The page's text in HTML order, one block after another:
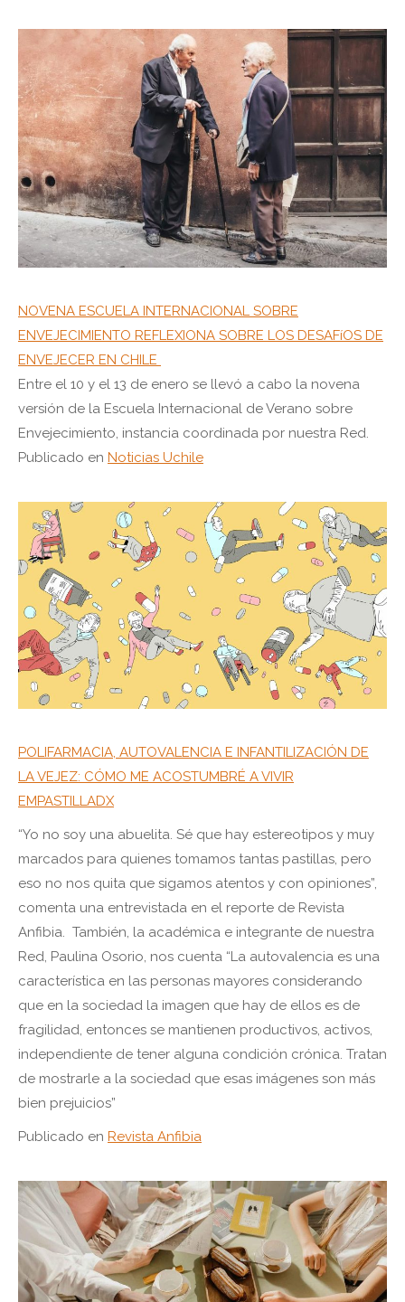
NOVENA ESCUELA INTERNACIONAL SOBRE
ENVEJECIMIENTO REFLEXIONA SOBRE LOS DESAFíOS DE
ENVEJECER EN CHILE
Entre el 10 y el 13 de enero se llevó a cabo la novena
versión de la Escuela Internacional de Verano sobre
Envejecimiento, instancia coordinada por nuestra Red.
Publicado en Noticias Uchile
POLIFARMACIA, AUTOVALENCIA E INFANTILIZACIÓN DE
LA VEJEZ: CÓMO ME ACOSTUMBRÉ A VIVIR
EMPASTILLADX
“Yo no soy una abuelita. Sé que hay estereotipos y muy
marcados para quienes tomamos tantas pastillas, pero
eso no nos quita que sigamos atentos y con opiniones”,
comenta una entrevistada en el reporte de Revista
Anfibia. También, la académica e integrante de nuestra
Red, Paulina Osorio, nos cuenta “La autovalencia es una
característica en las personas mayores considerando
que en la sociedad la imagen que hay de ellos es de
fragilidad, entonces se mantienen productivos, activos,
independiente de tener alguna condición crónica. Tratan
de mostrarle a la sociedad que esas imágenes son más
bien prejuicios”
Publicado en Revista Anfibia